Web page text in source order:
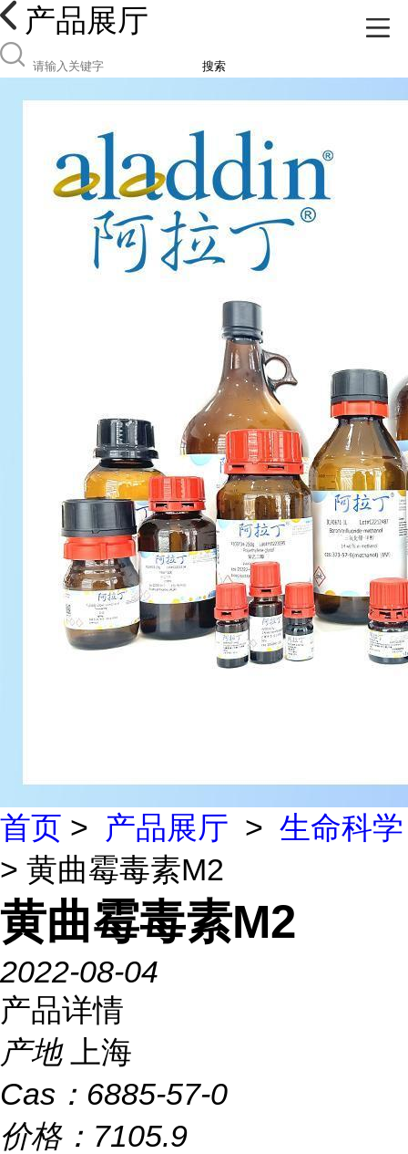
产品展厅
搜索
首页 > 产品展厅 > 生命科学
> 黄曲霉毒素M2
黄曲霉毒素M2
2022-08-04
产品详情
产地
上海
Cas： 6885-57-0
价格： 7105.9